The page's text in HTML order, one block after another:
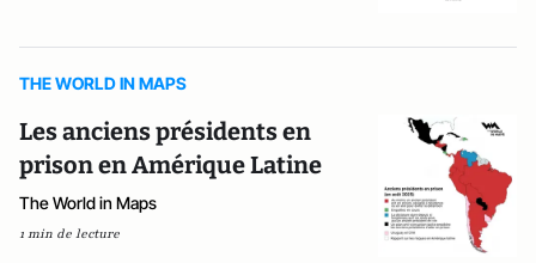
THE WORLD IN MAPS
Les anciens présidents en
prison en Amérique Latine
The World in Maps
1 min de lecture